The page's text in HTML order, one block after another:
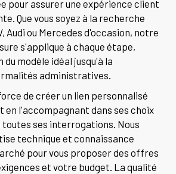
pour assurer une expérience client
Que vous soyez à la recherche
Audi ou Mercedes d'occasion, notre
s'applique à chaque étape,
modèle idéal jusqu'à la
administratives.
de créer un lien personnalisé
en l'accompagnant dans ses choix
ses interrogations. Nous
technique et connaissance
pour vous proposer des offres
et votre budget. La qualité